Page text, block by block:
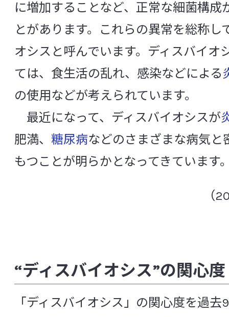
中央研究所の概要
主な研究成果
CSR活動
中央研究所の研究体制
組織構成と役割
微生物研究所
食品研究所
NST（Nutrition Support Team）
RT-PCR
SSI（ Surgical Site Infection ：手術部位感
Toll様受容体
TOSムピロシン培地
ア
インスリン抵抗性
院内感染
イン
に増加することなど、正常な細菌構成
とがあります。これらの異常を総称し
オシスと呼んでいます。ディスバイオ
ては、食生活の乱れ、感染などによる
の使用などが考えられています。
最近になって、ディスバイオシスが
肥満、 糖尿病などのさまざまな病気と
もつことが明らかとなってきています
（
“ディスバイオシス”の関心度
「ディスバイオシス」の関心度を過